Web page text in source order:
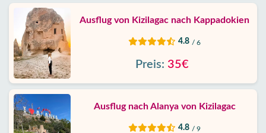
Ausflug von Kizilagac nach Kappadokien
4.8 / 6
Preis: 35€
Ausflug nach Alanya von Kizilagac
4.8 / 9